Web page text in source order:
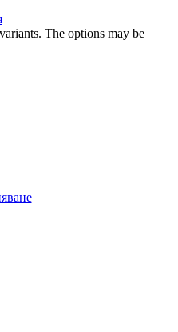
The options may be